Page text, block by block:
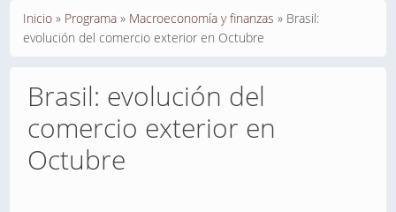
Se encuentra usted aquí
Inicio » Programa » Macroeconomía y finanzas » Brasil:
evolución del comercio exterior en Octubre
Brasil: evolución del
comercio exterior en
Octubre